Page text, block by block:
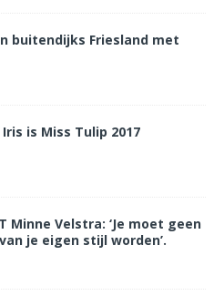
buitendijks Friesland met
is Miss Tulip 2017
Minne Velstra: ‘Je moet geen
je eigen stijl worden’.